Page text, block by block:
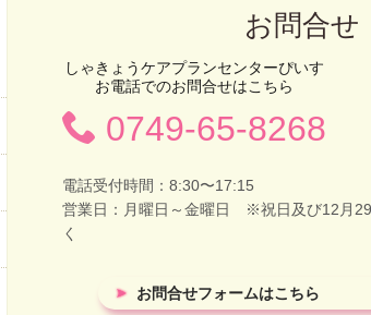
お問合せ
しゃきょうケアプランセンターぴいす
お電話でのお問合せはこちら
0749-65-8268
電話受付時間：8:30〜17:15
営業日：月曜日～金曜日 ※祝日及び12月
く
お問合せフォームはこちら